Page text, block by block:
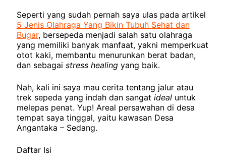
Seperti yang sudah pernah saya ulas pada artikel
5 Jenis Olahraga Yang Bikin Tubuh Sehat dan
Bugar, bersepeda menjadi salah satu olahraga
yang memiliki banyak manfaat, yakni memperkuat
otot kaki, membantu menurunkan berat badan,
dan sebagai stress healingyang baik.
Nah, kali ini saya mau cerita tentang jalur atau
trek sepeda yang indah dan sangat ideal untuk
melepas penat. Yup! Areal persawahan di desa
tempat saya tinggal, yaitu kawasan Desa
Angantaka – Sedang.
Daftar Isi